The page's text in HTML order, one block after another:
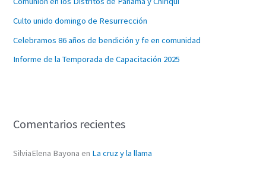
:
Culto unido domingo de Resurrección
Celebramos 86 años de bendición y fe en comunidad
Informe de la Temporada de Capacitación 2025
Comentarios recientes
SilviaElena Bayona en La cruz y la llama